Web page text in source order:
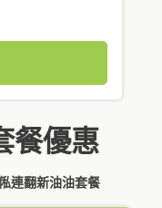
餐優惠
連翻新油油套餐